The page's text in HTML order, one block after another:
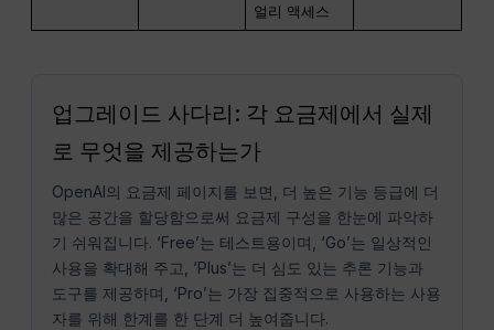
얼리 액세스
업그레이드 사다리: 각 요금제에서 실제
로 무엇을 제공하는가
OpenAI의 요금제 페이지를 보면, 더 높은 기능 등급에 더
많은 공간을 할당함으로써 요금제 구성을 한눈에 파악하
기 쉬워집니다. ‘Free’는 테스트용이며, ‘Go’는 일상적인
사용을 확대해 주고, ‘Plus’는 더 심도 있는 추론 기능과
도구를 제공하며, ‘Pro’는 가장 집중적으로 사용하는 사용
자를 위해 한계를 한 단계 더 높여줍니다.